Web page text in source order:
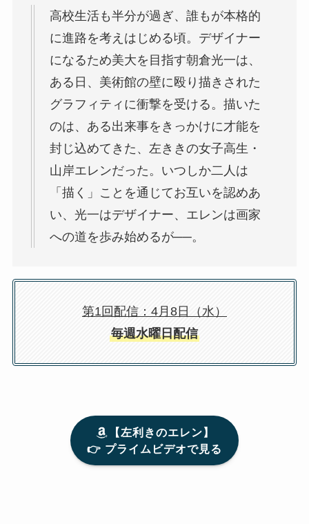
高校生活も半分が過ぎ、誰もが本格的
に進路を考えはじめる頃。デザイナー
になるため美大を目指す朝倉光一は、
ある日、美術館の壁に殴り描きされた
グラフィティに衝撃を受ける。描いた
のは、ある出来事をきっかけに才能を
封じ込めてきた、左ききの女子高生・
山岸エレンだった。いつしか二人は
「描く」ことを通じてお互いを認めあ
い、光一はデザイナー、エレンは画家
への道を歩み始めるが──。
第1回配信：4月8日（水）
毎週水曜日配信
【左利きのエレン】
👉 プライムビデオで見る